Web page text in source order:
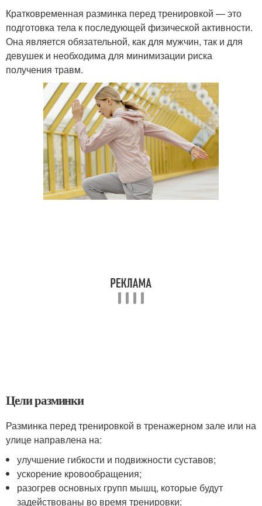
Кратковременная разминка перед тренировкой — это
подготовка тела к последующей физической активности.
Она является обязательной, как для мужчин, так и для
девушек и необходима для минимизации риска
получения травм.
Цели разминки
Разминка перед тренировкой в тренажерном зале или на
улице направлена на:
улучшение гибкости и подвижности суставов;
ускорение кровообращения;
разогрев основных групп мышц, которые будут
задействованы во время тренировки;